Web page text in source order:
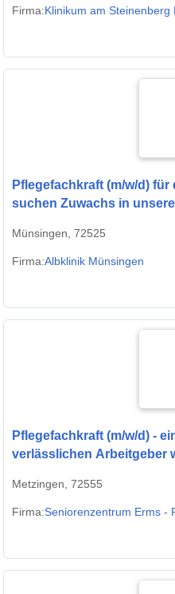
Firma:Klinikum am Steinenberg
Pflegefachkraft (m/w/d) für
suchen Zuwachs in
Münsingen, 72525
Firma:Albklinik Münsingen
Pflegefachkraft (m/w/d) -
verlässlichen Arbeitgeber
Metzingen, 72555
Firma:Seniorenzentrum Erms -